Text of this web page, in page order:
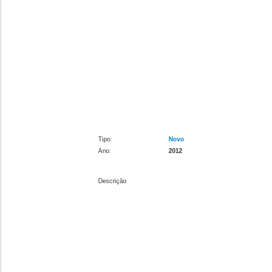
Tipo:
Novo
Ano:
2012
Descrição